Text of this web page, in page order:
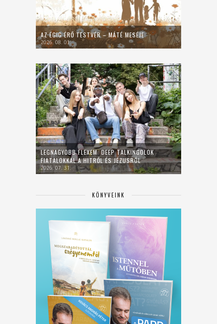
AZ ÉGIG ÉRŐ TESTVÉR – MÁTÉ MESÉJE
2026. 08. 01.
LEGNAGYOBB FLEXEM: DEEP TALKINGOLOK
FIATALOKKAL A HITRŐL ÉS JÉZUSRÓL
2026. 07. 31.
KÖNYVEINK